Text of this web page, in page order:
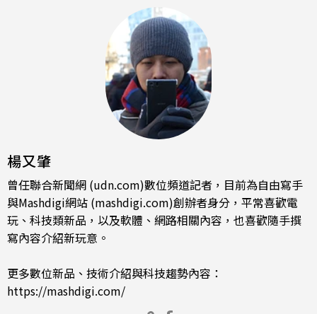
楊又肇
曾任聯合新聞網 (udn.com)數位頻道記者，目前為自由寫手
與Mashdigi網站 (mashdigi.com)創辦者身分，平常喜歡電
玩、科技類新品，以及軟體、網路相關內容，也喜歡隨手撰
寫內容介紹新玩意。
更多數位新品、技術介紹與科技趨勢內容：
https://mashdigi.com/